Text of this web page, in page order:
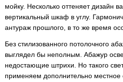
мойку. Несколько оттеняет дизайн
вертикальный шкаф в углу.
антураж прошлого, в то же время
Без стилизованного потолочного
выглядел бы неполным. Абажур
недостающие штрихи. Но такого
применяем дополнительно местное